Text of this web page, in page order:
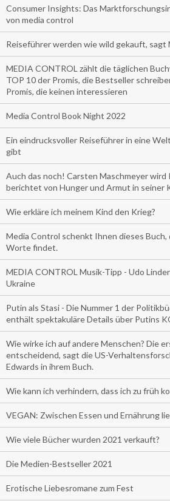
Consumer Insights: Das
von media control
Reiseführer werden wie wild gekauft, sagt
MEDIA CONTROL zählt die täglichen
TOP 10 der Promis, die Bestseller
Promis, die keinen interessieren
Media Control Book Night 2022
Ein eindrucksvoller Reiseführer in eine
gibt
Auch das noch! Carsten Maschmeyer
berichtet von Hunger und Armut in seiner
Wie erkläre ich meinem Kind den Krieg?
Media Control schenkt Ihnen dieses Buch,
Worte findet.
MEDIA CONTROL Musik-Tipp - Udo
Ukraine
Putin als Stasi - Die Nummer 1 der
enthält spektakuläre Details über Putins
Wie wirke ich auf andere Menschen? Die
entscheidend, sagt die US-
Edwards in ihrem Buch.
Wie kann ich verhindern, dass ich zu früh
VEGAN: Zwischen Essen und Ernährung
Wie viele Bücher wurden 2021 verkauft?
Die Medien-Bestseller 2021
Erotische Liebesromane zum Fest